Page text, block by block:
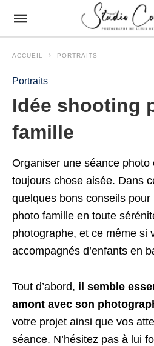
ACCUEIL PORTRAITS
Portraits
Idée shooting
famille
Organiser une séance photo
toujours chose aisée. Dans
quelques bons conseils
photo famille en toute
photographe, et ce même si
accompagnés d’enfants en
Tout d’abord, il semble
amont avec son
votre projet ainsi que vos
séance. N’hésitez pas à lui